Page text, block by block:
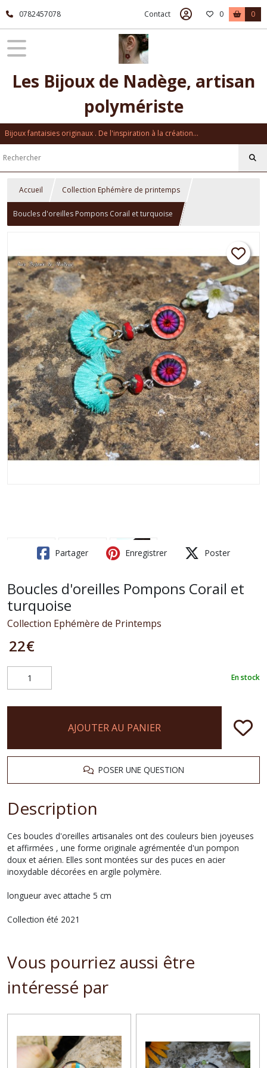
0782457078 Contact 0 0
Les Bijoux de Nadège, artisan
polymériste
Bijoux fantaisies originaux . De l'inspiration à la création...
Accueil Collection Ephémère de printemps
Boucles d'oreilles Pompons Corail et turquoise
Partager Enregistrer Poster
Boucles d'oreilles Pompons Corail et
turquoise
Collection Ephémère de Printemps
22€
En stock
AJOUTER AU PANIER
POSER UNE QUESTION
Description
Ces boucles d'oreilles artisanales ont des couleurs bien joyeuses
et affirmées , une forme originale agrémentée d'un pompon
doux et aérien. Elles sont montées sur des puces en acier
inoxydable décorées en argile polymère.
longueur avec attache 5 cm
Collection été 2021
Vous pourriez aussi être
intéressé par